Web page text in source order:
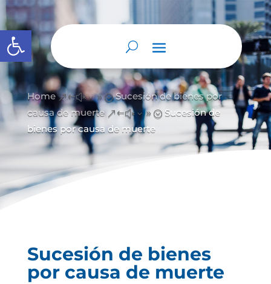
Abrir barra de herramientas
Home &#x39; Sucesión de bienes por
causa de muerte &#x39; Sucesión de
bienes por causa de muerte
Sucesión de bienes
por causa de muerte